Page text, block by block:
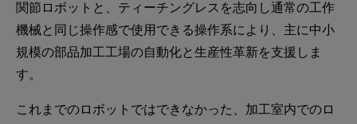
関節ロボットと、ティーチングレスを志向し通常の工作
機械と同じ操作感で使用できる操作系により、主に中小
規模の部品加工工場の自動化と生産性革新を支援しま
す。
これまでのロボットではできなかった、加工室内でのロ